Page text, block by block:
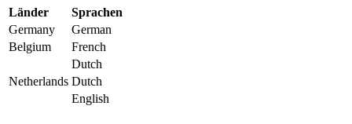
Länder
Sprachen
Germany
German
Belgium
French
Dutch
Netherlands Dutch
English